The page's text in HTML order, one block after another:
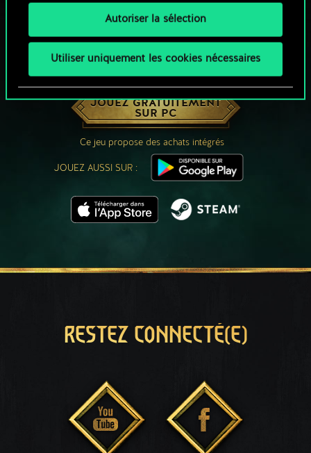
Autoriser la sélection
Utiliser uniquement les cookies nécessaires
UNE PETITE PARTIE DE GWENT ?
JOUEZ GRATUITEMENT
SUR PC
Ce jeu propose des achats intégrés
JOUEZ AUSSI SUR :
RESTEZ CONNECTÉ(E)